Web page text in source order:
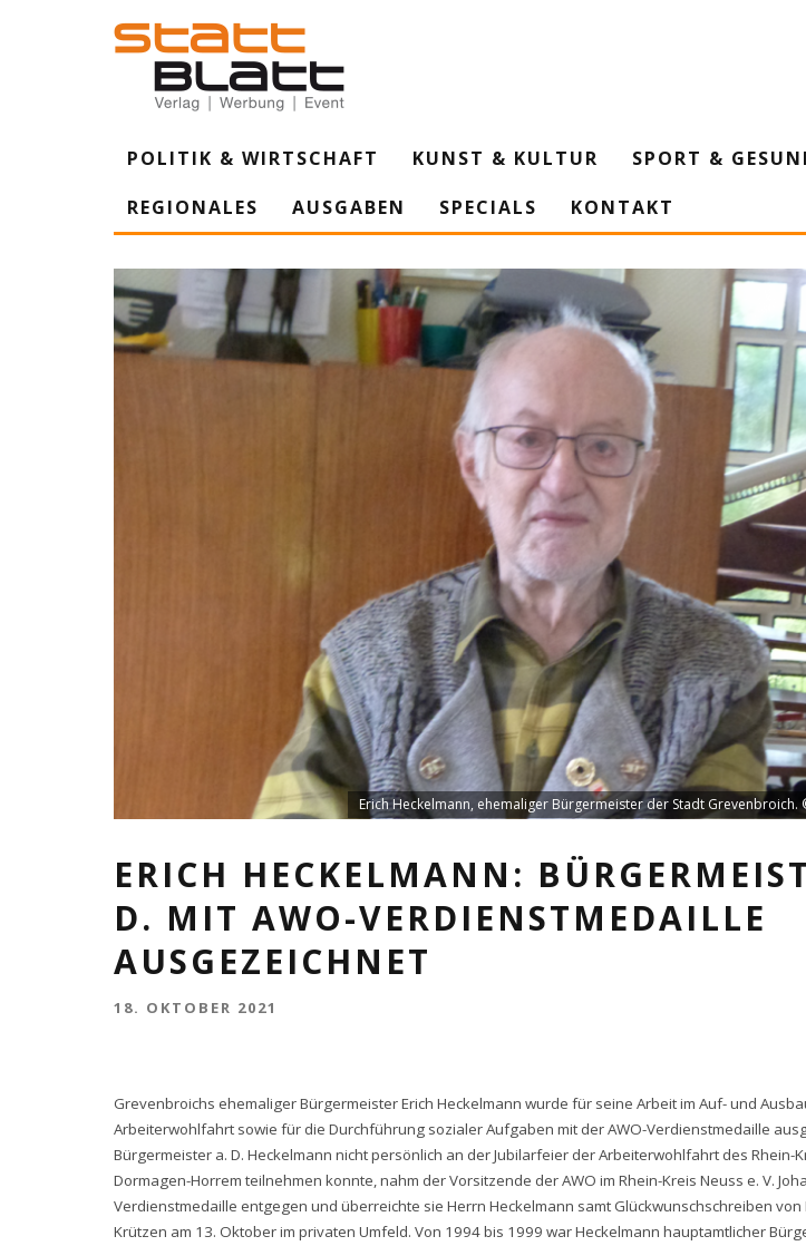
POLITIK & WIRTSCHAFT KUNST & KULTUR SPORT &
REGIONALES
AUSGABEN SPECIALS KONTAKT
Erich Heckelmann, ehemaliger Bürgermeister der Stadt Grevenbroich.
ERICH HECKELMANN:
D. MIT AWO-VERDIENSTMEDAILLE
AUSGEZEICHNET
18. OKTOBER 2021
Grevenbroichs ehemaliger Bürgermeister Erich Heckelmann wurde für seine Arbeit im Auf- und
Arbeiterwohlfahrt sowie für die Durchführung sozialer Aufgaben mit der AWO-Verdienstmedaille
Bürgermeister a. D. Heckelmann nicht persönlich an der Jubilarfeier der Arbeiterwohlfahrt des Rhein-
Dormagen-Horrem teilnehmen konnte, nahm der Vorsitzende der AWO im Rhein-Kreis Neuss e. V.
Verdienstmedaille entgegen und überreichte sie Herrn Heckelmann samt Glückwunschschreiben
Krützen am 13. Oktober im privaten Umfeld. Von 1994 bis 1999 war Heckelmann hauptamtlicher